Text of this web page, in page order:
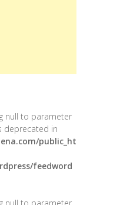
null to parameter
deprecated in
public_ht
feedword